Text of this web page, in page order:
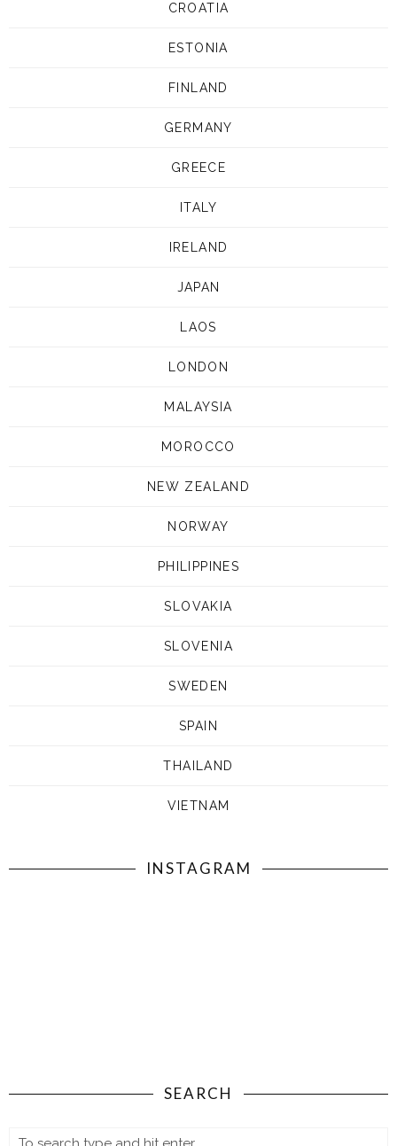
CROATIA
ESTONIA
FINLAND
GERMANY
GREECE
ITALY
IRELAND
JAPAN
LAOS
LONDON
MALAYSIA
MOROCCO
NEW ZEALAND
NORWAY
PHILIPPINES
SLOVAKIA
SLOVENIA
SWEDEN
SPAIN
THAILAND
VIETNAM
INSTAGRAM
SEARCH